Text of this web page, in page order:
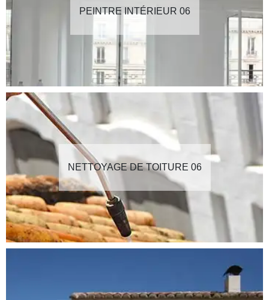
PEINTRE INTÉRIEUR 06
NETTOYAGE DE TOITURE 06